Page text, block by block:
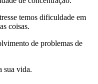
temos dificuldade em
coisas.
de problemas de
sua vida.